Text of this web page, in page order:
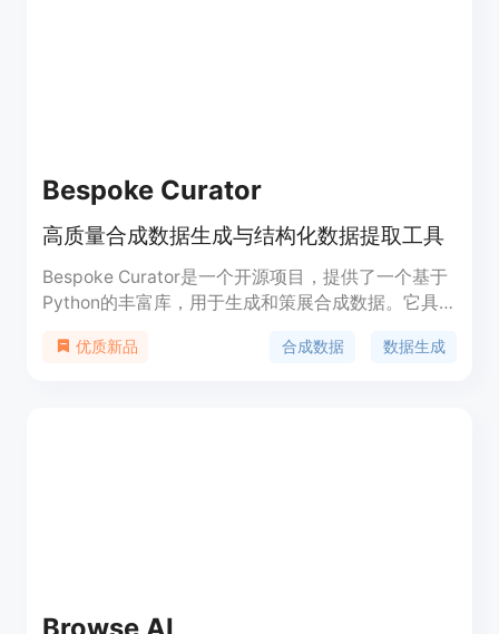
Bespoke Curator
高质量合成数据生成与结构化数据提取工具
Bespoke Curator是一个开源项目，提供了一个基于
Python的丰富库，用于生成和策展合成数据。它具
与HuggingFace Dataset对象直接协作。Bespoke
优质新品 合成数据 数据生成